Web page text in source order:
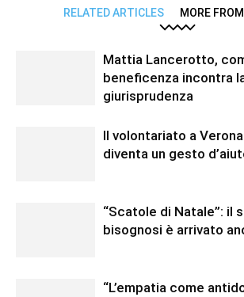
RELATED ARTICLES MORE
Mattia Lancerotto,
beneficenza incontra
giurisprudenza
Il volontariato a
diventa un gesto
“Scatole di Natale”: il
bisognosi è arrivato
“L’empatia come